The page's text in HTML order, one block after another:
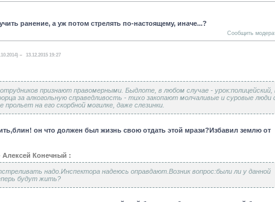
ранение, а уж потом стрелять по-настоящему, иначе...?
Сообщить
13.12.2015 19:27
признают правомерными. Быдлоте, в любом случае - урок:полицейский,
за алкогольную справедливость - тихо закопают молчаливые и суровые люди
на его скорбной могилке, даже слезинки.
он что должен был жизнь свою отдать этой мрази?Избавил землю от
Конечный :
надо.Инспектора надеюсь оправдают.Возник вопрос:были ли у данной
будут жить?